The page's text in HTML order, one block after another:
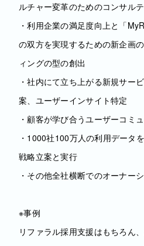
ルチャー変革のためのコンサル
・利用企業の満足度向上と「
の双方を実現するための新企画
ィングの型の創出
・社内にて立ち上がる新規サー
案、ユーザーインサイト特定
・顧客が学び合うユーザーコミ
・1000社100万人の利用データ
戦略立案と実行
・その他全社横断でのオーナー
※事例
リファラル採用支援はもちろん